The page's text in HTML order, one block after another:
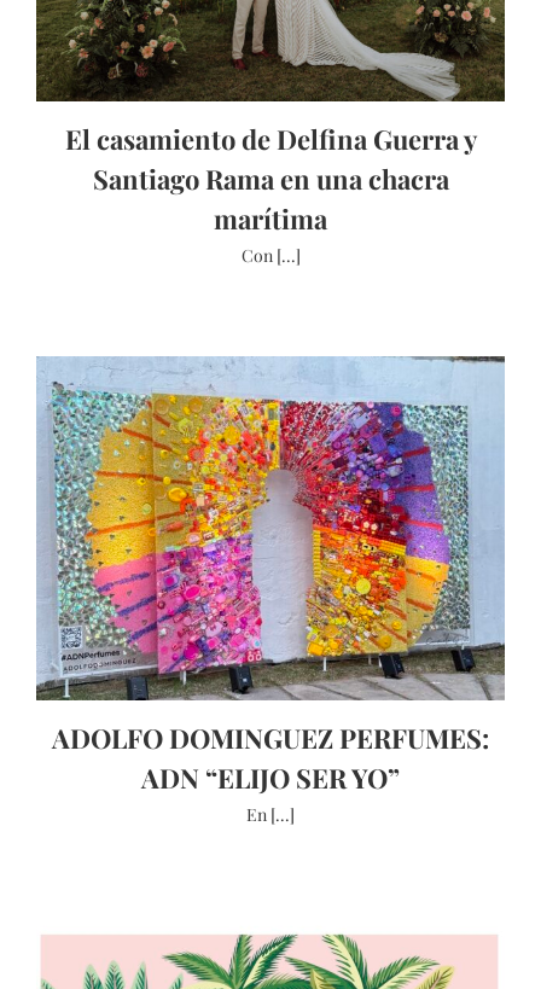
El casamiento de Delfina Guerra y
Santiago Rama en una chacra
marítima
Con [...]
ADOLFO DOMINGUEZ PERFUMES:
ADN “ELIJO SER YO”
En [...]